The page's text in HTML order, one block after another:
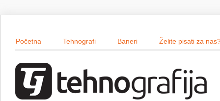
Početna Tehnografi Baneri Želite pisati za